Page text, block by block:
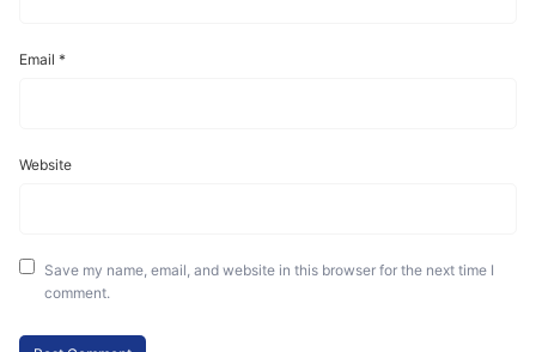
Email *
Website
Save my name, email, and website in this browser for the next time I
comment.